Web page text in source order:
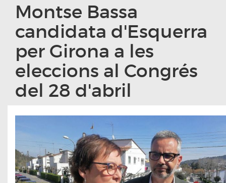
Montse Bassa
candidata d'Esquerra
per Girona a les
eleccions al Congrés
del 28 d'abril